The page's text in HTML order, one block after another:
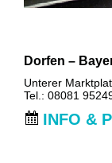
Dorfen –
Unterer
Tel.: 08081
INFO &